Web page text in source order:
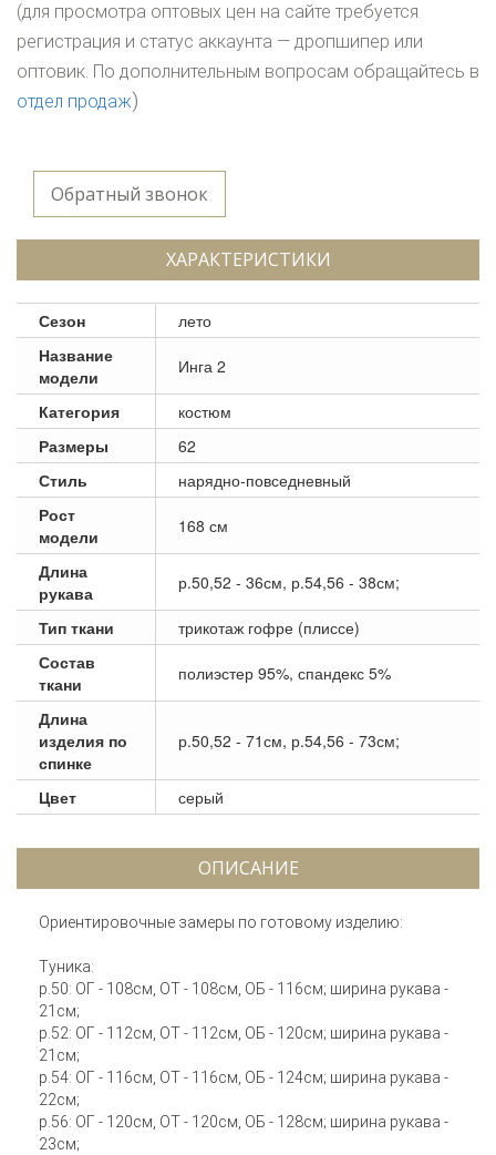
(для просмотра оптовых цен на сайте требуется
регистрация и статус аккаунта — дропшипер или
оптовик. По дополнительным вопросам обращайтесь в
отдел продаж)
Обратный звонок
ХАРАКТЕРИСТИКИ
Сезон
лето
Название
модели
Инга 2
Категория
костюм
Размеры
62
Стиль
нарядно-повседневный
Рост
модели
168 см
Длина
рукава
р.50,52 - 36см, р.54,56 - 38см;
Тип ткани
трикотаж гофре (плиссе)
Состав
ткани
полиэстер 95%, спандекс 5%
Длина
изделия по
спинке
р.50,52 - 71см, р.54,56 - 73см;
Цвет серый
ОПИСАНИЕ
Ориентировочные замеры по готовому изделию:
Туника:
р.50: ОГ - 108см, ОТ - 108см, ОБ - 116см; ширина рукава -
21см;
р.52: ОГ - 112см, ОТ - 112см, ОБ - 120см; ширина рукава -
21см;
р.54: ОГ - 116см, ОТ - 116см, ОБ - 124см; ширина рукава -
22см;
р.56: ОГ - 120см, ОТ - 120см, ОБ - 128см; ширина рукава -
23см;